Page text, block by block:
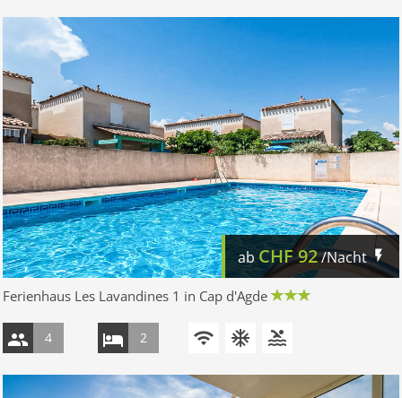
abCHF92/Nacht
Ferienhaus Les Lavandines 1 in Cap d'Agde
4 2